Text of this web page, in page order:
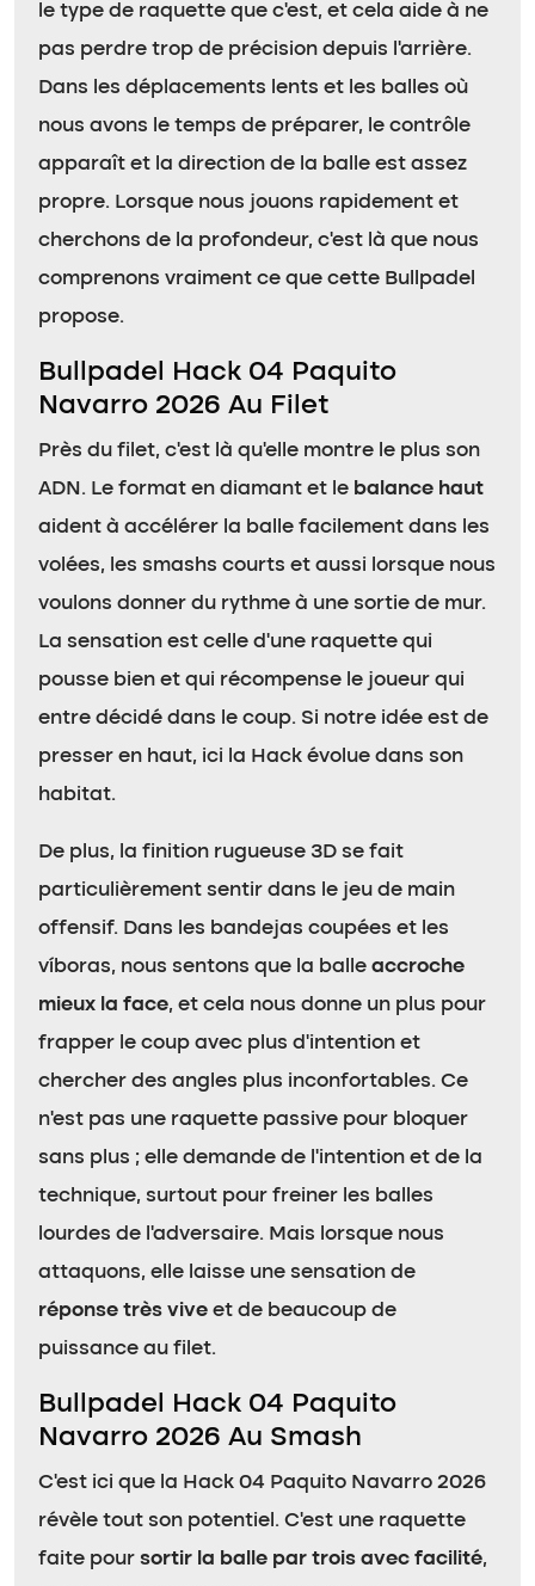
le type de raquette que c’est, et cela aide à ne
pas perdre trop de précision depuis l’arrière.
Dans les déplacements lents et les balles où
nous avons le temps de préparer, le contrôle
apparaît et la direction de la balle est assez
propre. Lorsque nous jouons rapidement et
cherchons de la profondeur, c’est là que nous
comprenons vraiment ce que cette Bullpadel
propose.
Bullpadel Hack 04 Paquito
Navarro 2026 Au Filet
Près du filet, c’est là qu’elle montre le plus son
ADN. Le format en diamant et le balance haut
aident à accélérer la balle facilement dans les
volées, les smashs courts et aussi lorsque nous
voulons donner du rythme à une sortie de mur.
La sensation est celle d’une raquette qui
pousse bien et qui récompense le joueur qui
entre décidé dans le coup. Si notre idée est de
presser en haut, ici la Hack évolue dans son
habitat.
De plus, la finition rugueuse 3D se fait
particulièrement sentir dans le jeu de main
offensif. Dans les bandejas coupées et les
víboras, nous sentons que la balle accroche
mieux la face, et cela nous donne un plus pour
frapper le coup avec plus d’intention et
chercher des angles plus inconfortables. Ce
n’est pas une raquette passive pour bloquer
sans plus ; elle demande de l’intention et de la
technique, surtout pour freiner les balles
lourdes de l’adversaire. Mais lorsque nous
attaquons, elle laisse une sensation de
réponse très vive et de beaucoup de
puissance au filet.
Bullpadel Hack 04 Paquito
Navarro 2026 Au Smash
C’est ici que la Hack 04 Paquito Navarro 2026
révèle tout son potentiel. C’est une raquette
faite pour sortir la balle par trois avec facilité,